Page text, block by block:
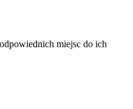
miejsc do ich